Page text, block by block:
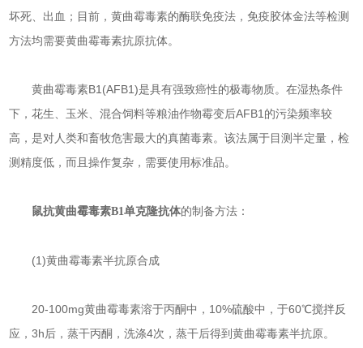
坏死、出血；目前，黄曲霉毒素的酶联免疫法，免疫胶体金法等检测
方法均需要黄曲霉毒素抗原抗体。
黄曲霉毒素B1(AFB1)是具有强致癌性的极毒物质。在湿热条件
下，花生、玉米、混合饲料等粮油作物霉变后AFB1的污染频率较
高，是对人类和畜牧危害最大的真菌毒素。该法属于目测半定量，检
测精度低，而且操作复杂，需要使用标准品。
鼠抗黄曲霉毒素B1单克隆抗体的制备方法：
(1)黄曲霉毒素半抗原合成
20-100mg黄曲霉毒素溶于丙酮中，10%硫酸中，于60℃搅拌反
应，3h后，蒸干丙酮，洗涤4次，蒸干后得到黄曲霉毒素半抗原。